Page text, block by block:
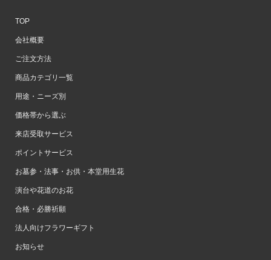
TOP
会社概要
ご注文方法
商品カテゴリ一覧
用途・ニーズ別
価格帯から選ぶ
来店受取サービス
ポイントサービス
お墓参・法事・お供・本堂用生花
演台や花道のお花
合格・必勝祈願
法人向けフラワーギフト
お知らせ